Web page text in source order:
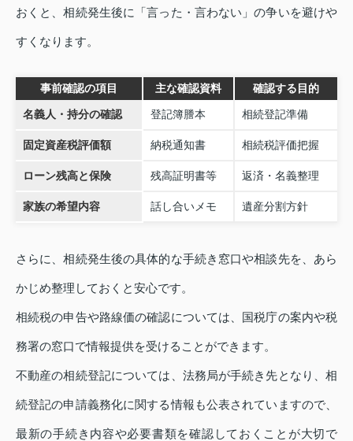
おくと、相続発生後に「言った・言わない」の争いを避けや
すくなります。
事前確認の項目 主な確認資料 確認する目的
名義人・持分の確認 登記簿謄本 相続登記準備
固定資産税評価額 納税通知書 相続税評価把握
ローン残高と保険 残高証明書等 返済・名義整理
家族の希望内容 話し合いメモ 遺産分割方針
さらに、相続発生後の具体的な手続き窓口や相談先を、あら
かじめ整理しておくと安心です。
相続税の申告や路線価の確認については、国税庁の案内や税
務署の窓口で情報提供を受けることができます。
不動産の相続登記については、法務局が手続き先となり、相
続登記の申請義務化に関する情報も公表されていますので、
最新の手続き内容や必要書類を確認しておくことが大切で